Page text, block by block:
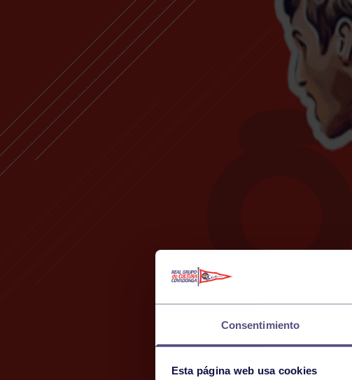
Consentimiento
Esta página web usa cookies